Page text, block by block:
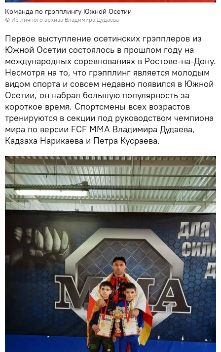
Команда по грэпплингу Южной Осетии
© Из личного архива Владимира Дудаева
Первое выступление осетинских грэпплеров из
Южной Осетии состоялось в прошлом году на
международных соревнованиях в Ростове-на-Дону.
Несмотря на то, что грэпплинг является молодым
видом спорта и совсем недавно появился в Южной
Осетии, он набрал большую популярность за
короткое время. Спортсмены всех возрастов
тренируются в секции под руководством чемпиона
мира по версии FCF MMA Владимира Дудаева,
Кадзаха Нарикаева и Петра Кусраева.